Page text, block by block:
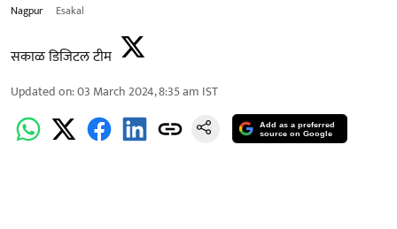
Nagpur Esakal
सकाळ डिजिटल टीम
Updated on:03 March 2024, 8:35 am IST
Add as a preferred
source on Google